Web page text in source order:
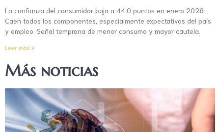
La confianza del consumidor baja a 44.0 puntos en enero 2026.
Caen todos los componentes, especialmente expectativas del país
y empleo. Señal temprana de menor consumo y mayor cautela.
Leer más »
Más noticias